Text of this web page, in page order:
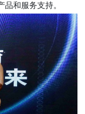
和服务支持。